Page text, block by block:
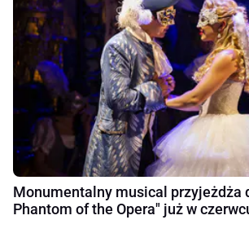
Monumentalny musical przyjeżdża
Phantom of the Opera" już w